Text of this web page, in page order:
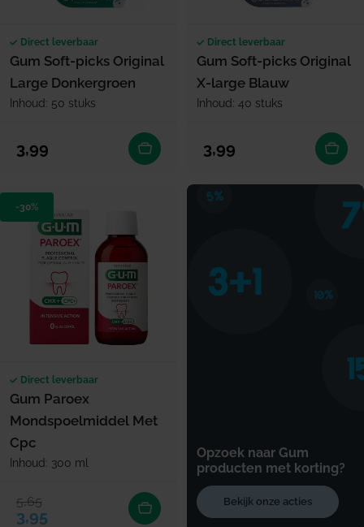
Direct leverbaar
Gum Soft-picks Original
Large Donkergroen
Inhoud: 50 stuks
Normale prijs
3,99
Direct leverbaar
Gum Soft-picks Original
X-large Blauw
Inhoud: 40 stuks
Normale prijs
3,99
-30%
Direct leverbaar
Gum Paroex
Mondspoelmiddel Met
Cpc
Inhoud: 300 ml
Verkoopprijs
3,95
Normale prijs
5,65
Opzoek naar Gum
producten met korting?
Bekijk onze acties